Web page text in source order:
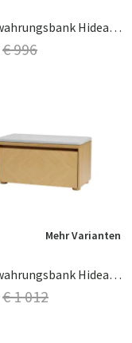
Aufbewahrungsbank Hideaway Gitter
€ 996
Mehr Varianten
Aufbewahrungsbank Hideaway Gitter – Sterling
€ 1 012